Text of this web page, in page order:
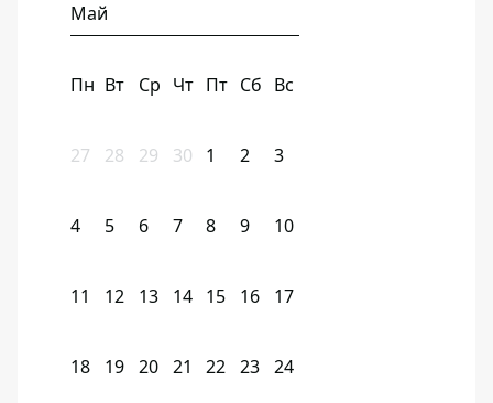
Май
Пн Вт Ср Чт Пт Сб Вс
27 28 29 30 1 2 3
4 5 6 7 8 9 10
11 12 13 14 15 16 17
18 19 20 21 22 23 24